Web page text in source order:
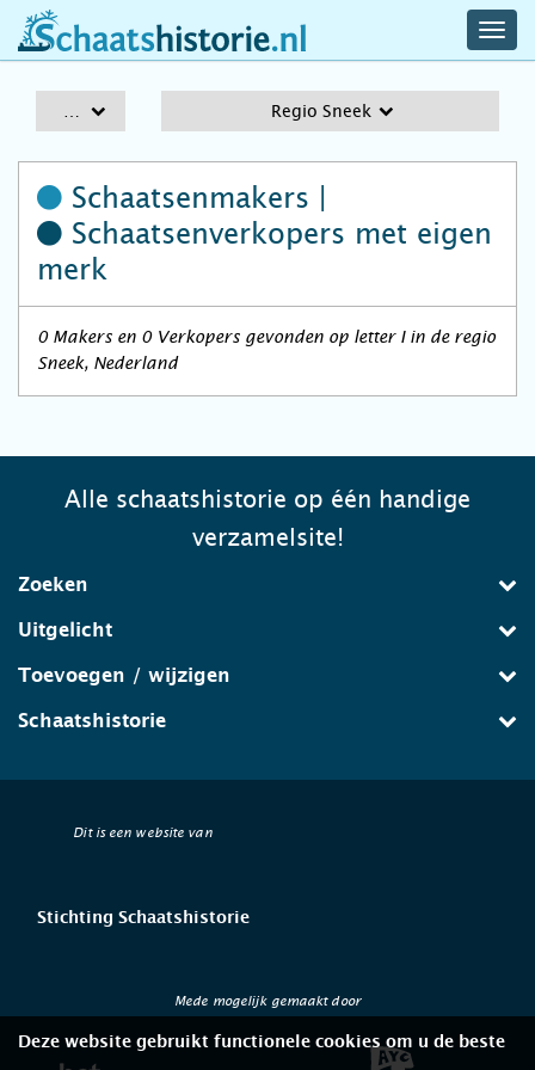
schaatshistorie.nl
Regio Sneek
Schaatsenmakers |
Schaatsenverkopers met eigen
merk
0 Makers en 0 Verkopers gevonden op letter I in de regio
Sneek, Nederland
Alle schaatshistorie op één handige
verzamelsite!
Zoeken
Uitgelicht
Toevoegen / wijzigen
Schaatshistorie
Dit is een website van
Stichting Schaatshistorie
Mede mogelijk gemaakt door
Deze website gebruikt functionele cookies om u de beste